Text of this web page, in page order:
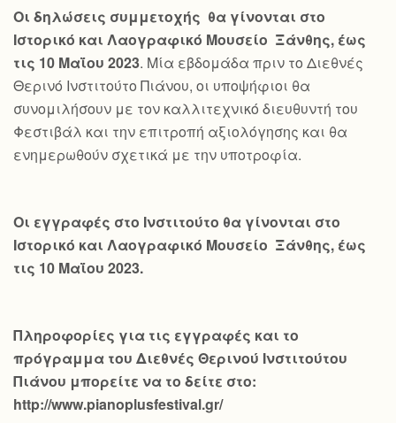
Οι δηλώσεις συμμετοχής θα γίνονται στο
Ιστορικό και Λαογραφικό Μουσείο Ξάνθης, έως
τις 10 Μαΐου 2023. Μία εβδομάδα πριν το Διεθνές
Θερινό Ινστιτούτο Πιάνου, οι υποψήφιοι θα
συνομιλήσουν με τον καλλιτεχνικό διευθυντή του
Φεστιβάλ και την επιτροπή αξιολόγησης και θα
ενημερωθούν σχετικά με την υποτροφία.
Οι εγγραφές στο Ινστιτούτο θα γίνονται στο
Ιστορικό και Λαογραφικό Μουσείο Ξάνθης, έως
τις 10 Μαΐου 2023.
Πληροφορίες για τις εγγραφές και το
πρόγραμμα του Διεθνές Θερινού Ινστιτούτου
Πιάνου μπορείτε να το δείτε στο:
http://www.pianoplusfestival.gr/